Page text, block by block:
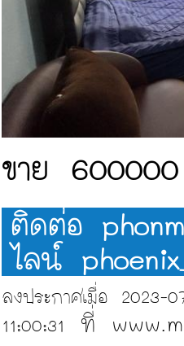
ขาย
ติดต่อ
ไลน์
ลงประกาศเมื่อ 2023-
11:00:31 ที่